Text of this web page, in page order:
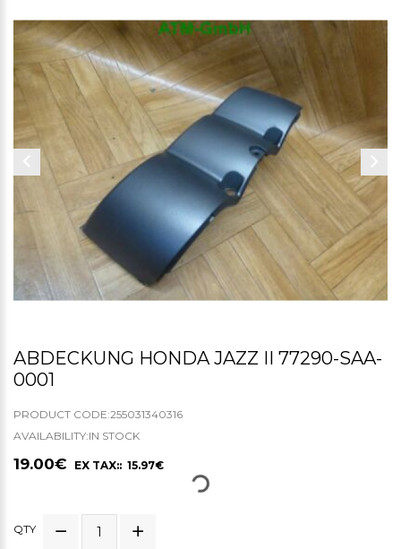
ABDECKUNG HONDA JAZZ II 77290-SAA-
0001
PRODUCT CODE:255031340316
AVAILABILITY:IN STOCK
19.00€ EX TAX:: 15.97€
QTY